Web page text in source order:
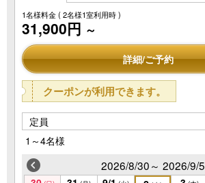
1名様料金( 2名様1室利用時 )
31,900円 ～
詳細/ご予約
クーポンが利用できます。
定員
1～4名様
2026/8/30～ 2026/9/5